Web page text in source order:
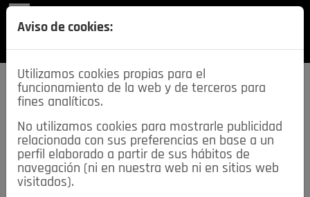
SECCIONES
descarga esta
REVISTA
Aviso de cookies:
Utilizamos cookies propias para el
funcionamiento de la web y de terceros para
fines analíticos.
No utilizamos cookies para mostrarle publicidad
relacionada con sus preferencias en base a un
perfil elaborado a partir de sus hábitos de
navegación (ni en nuestra web ni en sitios web
visitados).